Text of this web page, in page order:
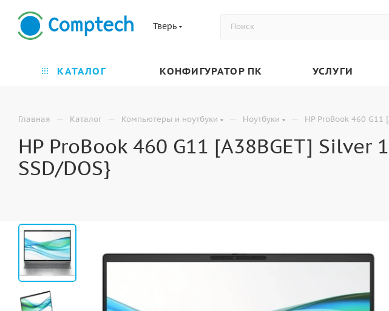
Тверь
КАТАЛОГ КОНФИГУРАТОР ПК УСЛУГИ
Главная — Каталог — Компьютеры и ноутбуки — Ноутбуки — HP ProBook 460 G11
HP ProBook 460 G11 [A38BGET] Silver
SSD/DOS}